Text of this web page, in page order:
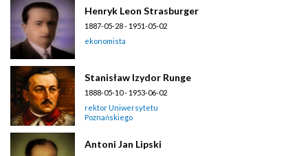
Henryk Leon Strasburger
1887-05-28 - 1951-05-02
ekonomista
Stanisław Izydor Runge
1888-05-10 - 1953-06-02
rektor Uniwersytetu
Poznańskiego
Antoni Jan Lipski